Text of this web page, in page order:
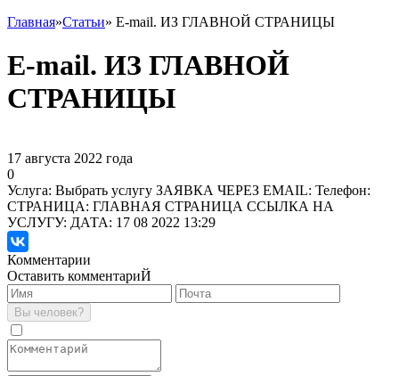
Главная»Статьи» E-mail. ИЗ ГЛАВНОЙ СТРАНИЦЫ
E-mail. ИЗ ГЛАВНОЙ
СТРАНИЦЫ
17 августа 2022 года
0
Услуга: Выбрать услугу ЗАЯВКА ЧЕРЕЗ EMAIL: Телефон:
СТРАНИЦА: ГЛАВНАЯ СТРАНИЦА ССЫЛКА НА
УСЛУГУ: ДАТА: 17 08 2022 13:29
Комментарии
Оставить комментариЙ